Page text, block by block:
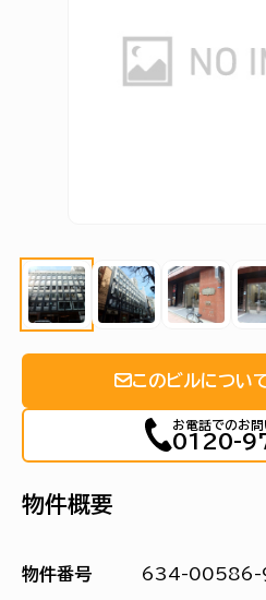
このビルについ
お電話でのお
0120-
物件概要
物件番号 634-00586-